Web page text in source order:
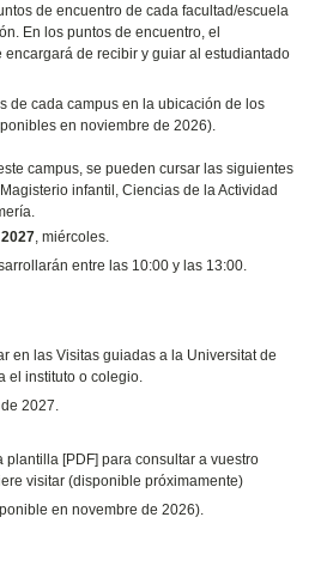
de encuentro de cada facultad/escuela
En los puntos de encuentro, el
encargará de recibir y guiar al estudiantado
de cada campus en la ubicación de los
en noviembre de 2026).
campus, se pueden cursar las siguientes
infantil, Ciencias de la Actividad
, miércoles.
entre las 10:00 y las 13:00.
en las Visitas guiadas a la Universitat de
el instituto o colegio.
2027.
plantilla [PDF] para consultar a vuestro
visitar (disponible próximamente)
en novembre de 2026).